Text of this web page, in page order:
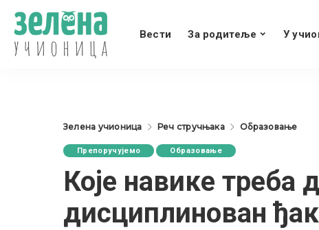
Вести За родитеље У
Зелена учионица Реч стручњака Образовање
Препоручујемо Образовање
Које навике треба
дисциплинован ђак